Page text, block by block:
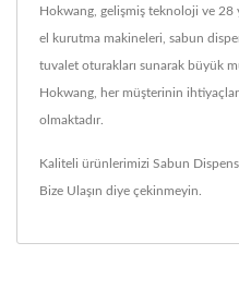
Hokwang, gelişmiş teknoloji ve 28
el kurutma makineleri, sabun
tuvalet oturakları sunarak büyük
Hokwang, her müşterinin
olmaktadır.
Kaliteli ürünlerimizi Sabun
Bize Ulaşın diye çekinmeyin.